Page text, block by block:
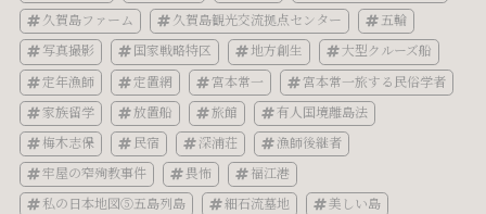
久賀島ファーム
久賀島観光交流拠点センター
五輪
写真撮影
国家戦略特区 地方創生
大型クルーズ船
定年漁師
定置網 宮本常一
宮本常一旅する民俗学者
家族留学
放置船 旅館
有人国境離島法
梅木志保
民宿 深浦荘
漁師後継者
牢屋の窄殉教事件
畏怖
福江港
私の日本地図⑤五島列島
細石流墓地
美しい島